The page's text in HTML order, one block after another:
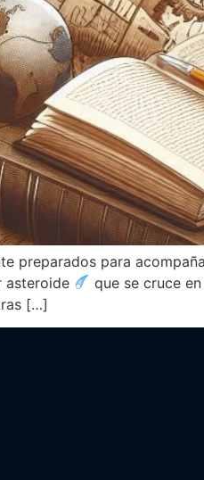
preparados para
asteroide
que se cruce
[…]